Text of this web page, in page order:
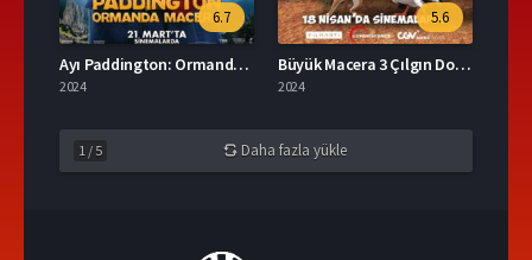
6.7
Ayı Paddington: Ormanda Macera Türkçe Dublaj İzle
2024
5.6
Büyük Macera 3 Çılgın Dostlar İzle
2024
1 / 5 Daha fazla yükle